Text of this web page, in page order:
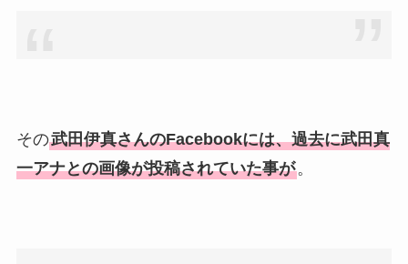
その武田伊真さんのFacebookには、過去に武田真
一アナとの画像が投稿されていた事が。